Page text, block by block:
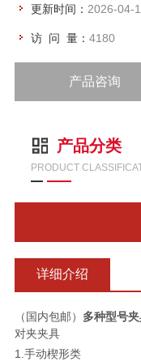
一般用于织物材料的
用于棉织物、弹性织
更新时间： 2026-04-
访 问 量： 4180
产品咨询
产品分类
PRODUCT
详细介绍
（国内包邮） 多种型号
对夹夹具
1.手动楔形类